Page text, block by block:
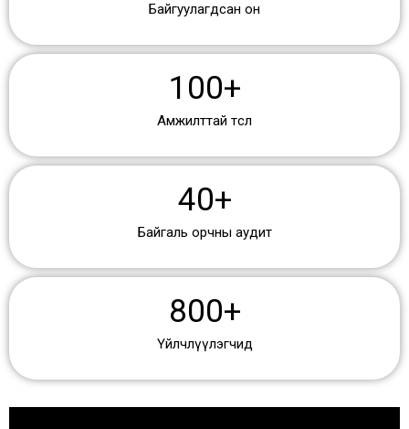
Байгуулагдсан он
Амжилттай төсөл
100+
Байгаль орчны аудит
40+
Үйлчлүүлэгчид
800+